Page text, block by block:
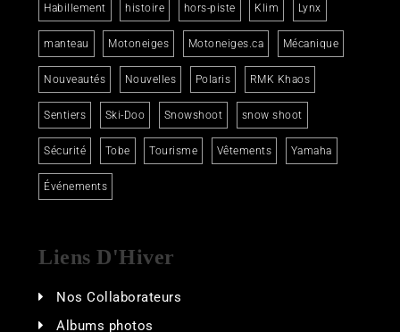
Habillement histoire hors-piste Klim Lynx
manteau Motoneiges Motoneiges.ca Mécanique
Nouveautés Nouvelles Polaris RMK Khaos
Sentiers Ski-Doo Snowshoot snow shoot
Sécurité Tobe Tourisme Vêtements Yamaha
Événements
Liens D'Hiver
Nos Collaborateurs
Albums photos